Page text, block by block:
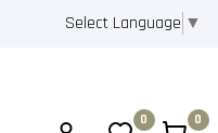
Select Language ▼
0 0